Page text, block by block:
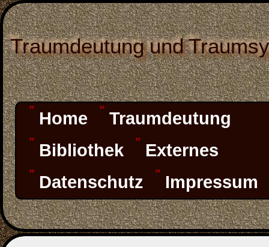
Traumdeutung und
Home
Traumdeutung
Bibliothek
Externes
Datenschutz
Impressum